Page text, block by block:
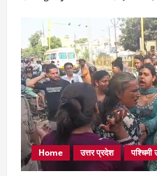
Home उत्तर प्रदेश पश्चिमी